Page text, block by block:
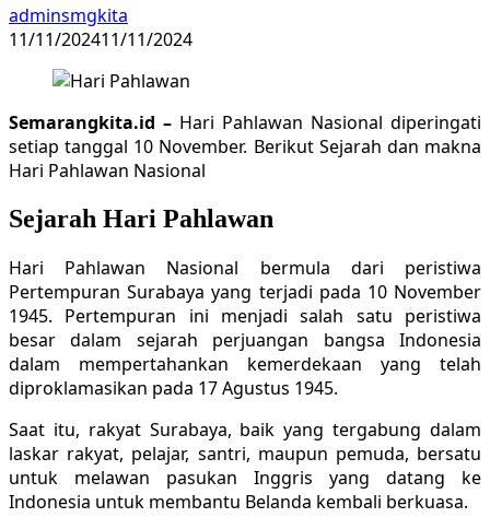
adminsmgkita
11/11/202411/11/2024
Semarangkita.id – Hari Pahlawan Nasional diperingati
setiap tanggal 10 November. Berikut Sejarah dan makna
Hari Pahlawan Nasional
Sejarah Hari Pahlawan
Hari Pahlawan Nasional bermula dari peristiwa
Pertempuran Surabaya yang terjadi pada 10 November
1945. Pertempuran ini menjadi salah satu peristiwa
besar dalam sejarah perjuangan bangsa Indonesia
dalam mempertahankan kemerdekaan yang telah
diproklamasikan pada 17 Agustus 1945.
Saat itu, rakyat Surabaya, baik yang tergabung dalam
laskar rakyat, pelajar, santri, maupun pemuda, bersatu
untuk melawan pasukan Inggris yang datang ke
Indonesia untuk membantu Belanda kembali berkuasa.